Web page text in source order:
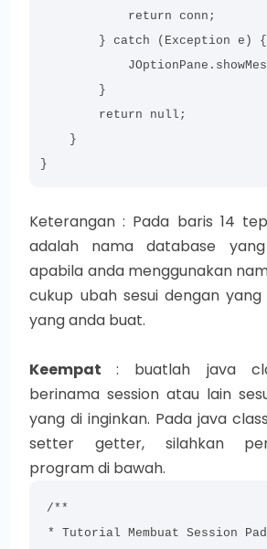
return conn;
} catch (Exception e) {
}
return null;
}
Keterangan : Pada baris 14
adalah nama database
apabila anda menggunakan
cukup ubah sesui dengan
yang anda buat.
Keempat: buatlah java
berinama session atau lain
yang di inginkan. Pada java
setter getter, silahkan
program di bawah.
/**
* Tutorial Membuat Session